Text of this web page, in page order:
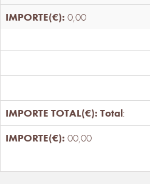
0,00
Total:
00,00